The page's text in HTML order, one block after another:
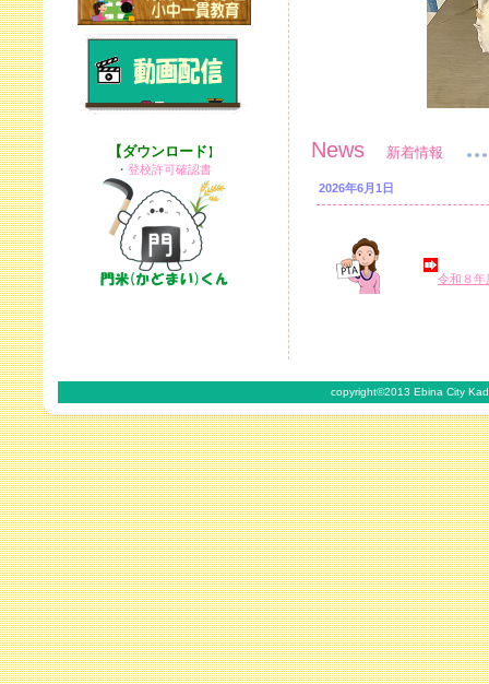
News 新着情報
2026年6月1日
令和８年
【ダウンロード】
・ 登校許可確認書
copyright©2013 Ebina City